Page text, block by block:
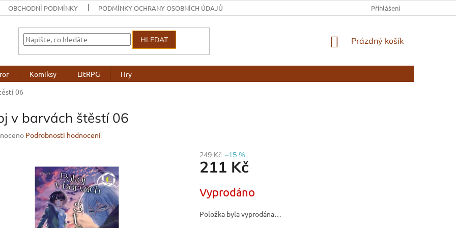
OBCHODNÍ PODMÍNKY PODMÍNKY OCHRANY OSOBNÍCH ÚDAJŮ Přihlášení
HLEDAT
NÁKUPNÍ
Prázdný košík
Komiksy LitRPG
Hry
06
v barvách štěstí 06
Podrobnosti hodnocení
249 Kč –15 %
211 Kč
cena:
Vyprodáno
Položka byla vyprodána…